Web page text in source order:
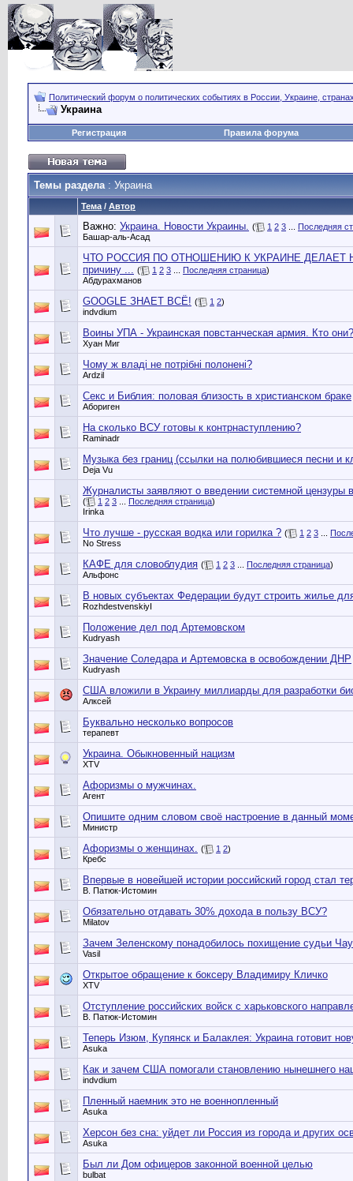
Политический форум о политических событиях в России, Украине,
Украина
Регистрация Правила форума
Темы раздела: Украина
Тема / Автор
Важно: Украина. Новости Украины. ( 1 2 3
Последняя
Башар-аль-Асад
ЧТО РОССИЯ ПО ОТНОШЕНИЮ К УКРАИНЕ ДЕЛАЕТ НЕ
причину ... ( 1 2 3 Последняя страница)
Абдурахманов
GOOGLE ЗНАЕТ ВСЁ! ( 1 2)
indvdium
Воины УПА - Украинская повстанческая армия. Кто они?
Хуан Миг
Чому ж владі не потрібні полонені?
Ardzil
Секс и Библия: половая близость в христианском браке
Абориген
На сколько ВСУ готовы к контрнаступлению?
Raminadr
Музыка без границ (ссылки на полюбившиеся песни и
Deja Vu
Журналисты заявляют о введении системной цензуры
( 1 2 3 Последняя страница)
Irinka
Что лучше - русская водка или горилка ? ( 1 2 3
No Stress
КАФЕ для словоблудия ( 1 2 3 Последняя страница)
Альфонс
В новых субъектах Федерации будут строить жилье
RozhdestvenskiyI
Положение дел под Артемовском
Kudryash
Значение Соледара и Артемовска в освобождении ДНР
Kudryash
США вложили в Украину миллиарды для разработки
Алксей
Буквально несколько вопросов
терапевт
Украина. Обыкновенный нацизм
XTV
Афоризмы о мужчинах.
Агент
Опишите одним словом своё настроение в данный
Министр
Афоризмы о женщинах. ( 1 2)
Кребс
Впервые в новейшей истории российский город стал
В. Патюк-Истомин
Обязательно отдавать 30% дохода в пользу ВСУ?
Milatov
Зачем Зеленскому понадобилось похищение судьи
Vasil
Открытое обращение к боксеру Владимиру Кличко
XTV
Отступление российских войск с харьковского
В. Патюк-Истомин
Теперь Изюм, Купянск и Балаклея: Украина готовит
Asuka
Как и зачем США помогали становлению нынешнего
indvdium
Пленный наемник это не военнопленный
Asuka
Херсон без сна: уйдет ли Россия из города и других
Asuka
Был ли Дом офицеров законной военной целью
bulbat